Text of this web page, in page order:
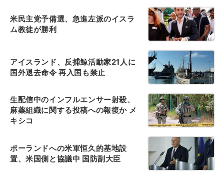
米民主党予備選、急進左派のイスラ
ム教徒が勝利
アイスランド、反捕鯨活動家21人に
国外退去命令 再入国も禁止
生配信中のインフルエンサー射殺、
麻薬組織に関する投稿への報復か メ
キシコ
ポーランドへの米軍恒久的基地設
置、米国側と協議中 国防副大臣